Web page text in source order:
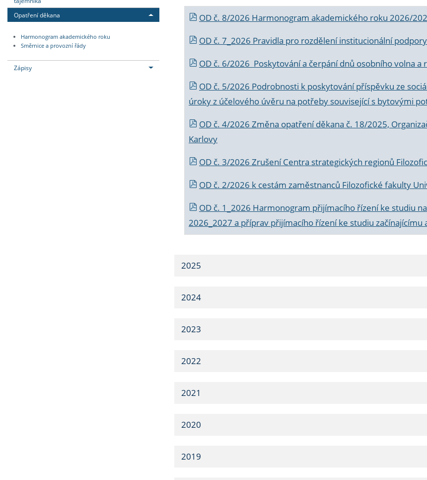
Opatření děkana
Harmonogram akademického roku
Směrnice a provozní řády
Zápisy
OD č. 8/2026 Harmonogram akademického roku 2026/
OD č. 7_2026 Pravidla pro rozdělení institucionální
OD č. 6/2026 Poskytování a čerpání dnů osobního volna
OD č. 5/2026 Podrobnosti k poskytování příspěvku ze
úroky z účelového úvěru na potřeby související s bytovými
OD č. 4/2026 Změna opatření děkana č. 18/2025,
Karlovy
OD č. 3/2026 Zrušení Centra strategických regionů
OD č. 2/2026 k cestám zaměstnanců Filozofické fakulty
OD č. 1_2026 Harmonogram přijímacího řízení ke studiu
2026_2027 a příprav přijímacího řízení ke studiu
2025
2024
2023
2022
2021
2020
2019